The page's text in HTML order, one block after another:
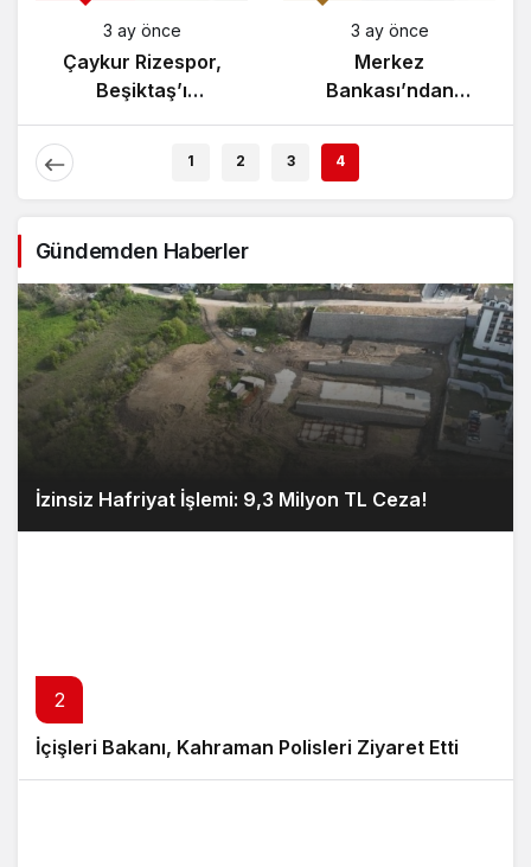
3 ay önce
Çaykur Rizespor,
Beşiktaş’ı
Ağırlıyor!
3 ay önce
Merkez
Bankası’ndan
Enflasyon Raporu
1 2 3 4
Gündemden Haberler
İzinsiz Hafriyat İşlemi: 9,3 Milyon TL Ceza!
2
İçişleri Bakanı, Kahraman Polisleri Ziyaret Etti